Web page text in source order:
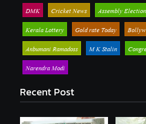
DMK
Cricket News Assembly
Kerala Lottery
Gold rate Today
Anbumani Ramadoss
M K Stalin
Narendra Modi
Recent Post